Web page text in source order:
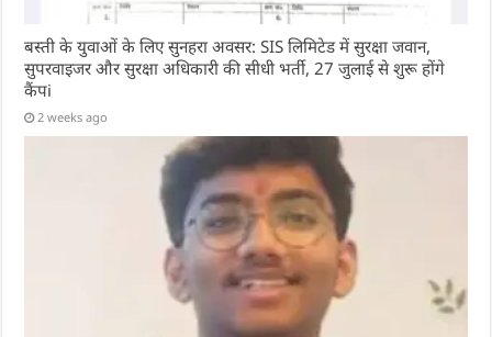
बस्ती के युवाओं के लिए सुनहरा अवसर: SIS लिमिटेड में सुरक्षा जवान,
सुपरवाइजर और सुरक्षा अधिकारी की सीधी भर्ती, 27 जुलाई से शुरू होंगे
कैंपi
2 weeks ago